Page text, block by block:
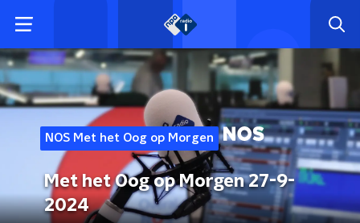
NOS Met het Oog op Morgen
Met het Oog op Morgen 27-9-
2024